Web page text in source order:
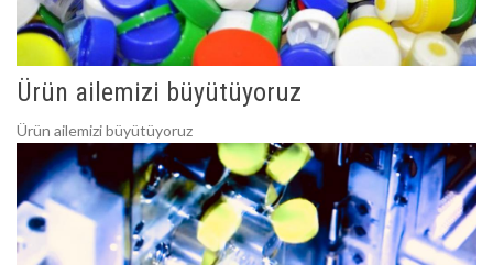
Ürün ailemizi büyütüyoruz
Ürün ailemizi büyütüyoruz